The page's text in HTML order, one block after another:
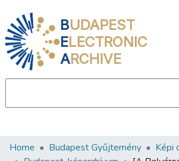
BUDAPEST
ELECTRONIC
ARCHIVE
Communities & Collections
Home Budapest Gyűjtemény
Képi